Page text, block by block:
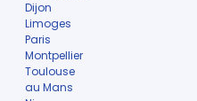
Dijon
Limoges
Paris
Montpellier
Toulouse
au Mans